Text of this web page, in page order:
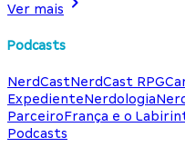
Ver mais
Podcasts
NerdCastNerdCast RPG
ExpedienteNerdologia
ParceiroFrança e o
Podcasts